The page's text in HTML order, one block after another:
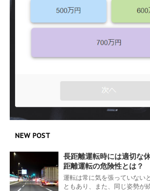
NEW POST
長距離運転時には適切な
距離運転の危険性とは？
運転は常に気を張っていない
ともあり、また、同じ姿勢が